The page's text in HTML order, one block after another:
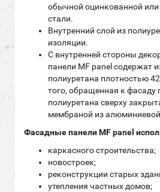
обычной оцинкованной
стали.
Внутренний слой из
изоляции.
С внутренней стороны
панели MF panel содержат
полиуретана плотностью
того, обращенная к фасаду
полиуретана сверху
мембраной из
Фасадные панели MF panel
каркасного строительства;
новостроек;
реконструкции старых
утепления частных домов;